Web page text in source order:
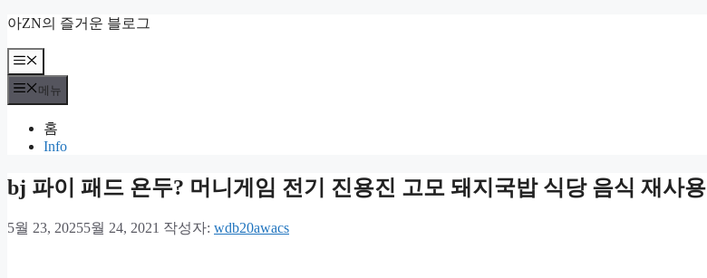
컨
츠
로
아ZN의 즐거운 블로그
메
뉴
메뉴
홈
Info
bj 파이 패드 욘두? 머니게임 전기 진용진 고모 돼지국밥 식당 음식 재사용
5월 23, 20255월 24, 2021 작성자: wdb20awacs